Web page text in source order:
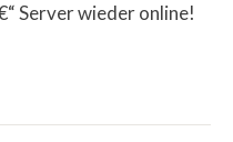
Server wieder online!